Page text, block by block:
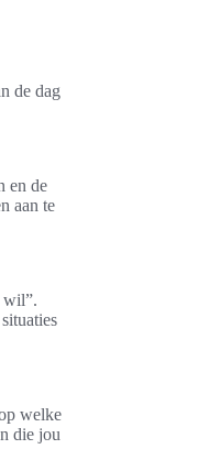
de dag
en de
aan te
wil”.
welke
die jou